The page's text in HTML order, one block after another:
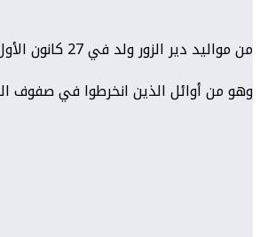
من مواليد دير الزور ولد في 27 كانون الأول عام 1930
وهو من أوائل الذين انخرطوا في صفوف